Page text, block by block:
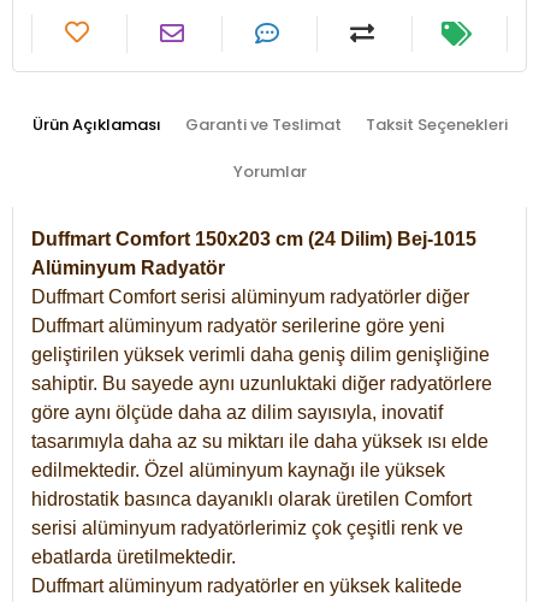
Ürün Açıklaması Garanti ve Teslimat Taksit Seçenekleri
Yorumlar
Duffmart Comfort 150x203 cm (24 Dilim) Bej-1015
Alüminyum Radyatör
Duffmart Comfort serisi alüminyum radyatörler diğer
Duffmart alüminyum radyatör serilerine göre yeni
geliştirilen yüksek verimli daha geniş dilim genişliğine
sahiptir. Bu sayede aynı uzunluktaki diğer radyatörlere
göre aynı ölçüde daha az dilim sayısıyla, inovatif
tasarımıyla daha az su miktarı ile daha yüksek ısı elde
edilmektedir. Özel alüminyum kaynağı ile yüksek
hidrostatik basınca dayanıklı olarak üretilen Comfort
serisi alüminyum radyatörlerimiz çok çeşitli renk ve
ebatlarda üretilmektedir.
Duffmart alüminyum radyatörler en yüksek kalitede